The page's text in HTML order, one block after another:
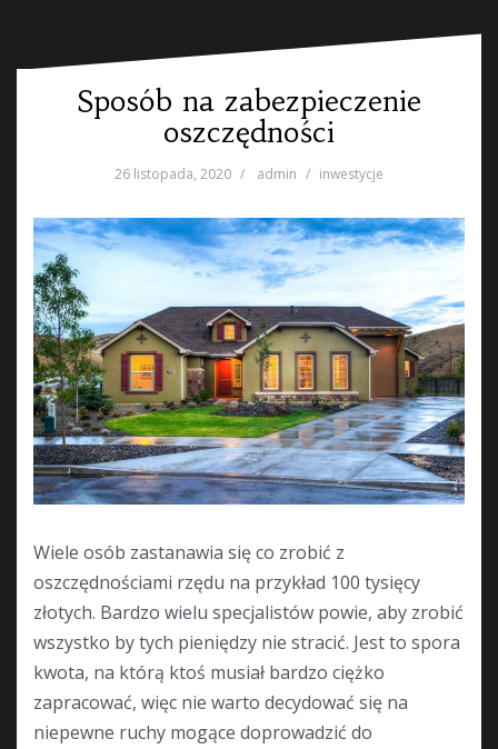
Sposób na zabezpieczenie
oszczędności
26 listopada, 2020 admin inwestycje
Wiele osób zastanawia się co zrobić z
oszczędnościami rzędu na przykład 100 tysięcy
złotych. Bardzo wielu specjalistów powie, aby zrobić
wszystko by tych pieniędzy nie stracić. Jest to spora
kwota, na którą ktoś musiał bardzo ciężko
zapracować, więc nie warto decydować się na
niepewne ruchy mogące doprowadzić do